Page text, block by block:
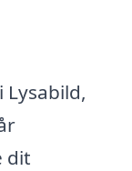
dit